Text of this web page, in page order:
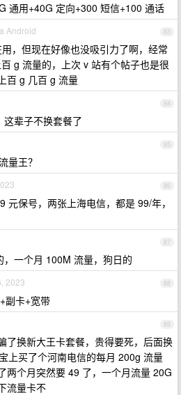
通用+40G 定向+300 短信+100 通话
83
Android
，但现在好像也没吸引力了啊，经常
g 流量的，上次 v 站有个帖子也是很
百 g 几百 g 流量
84
辈子不换套餐了
85
量王？
86
元保号，两张上海电信，都是 99/年，
87
一个月 100M 流量，狗日的
88
2023
副卡+宽带
89
了换新大王卡套餐，贵得要死，后面换
上买了个河南电信的每月 200g 流量
两个月突然要 49 了，一个月流量 20G
流量卡不